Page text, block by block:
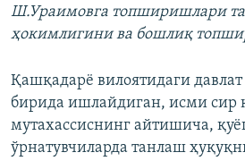
Ш.Ураимовга топширишлари
ҳокимлигини ва бошлиқ
Қашқадарё вилоятидаги
бирида ишлайдиган, исми сир
мутахассиснинг айтишича,
ўрнатувчиларда танлаш